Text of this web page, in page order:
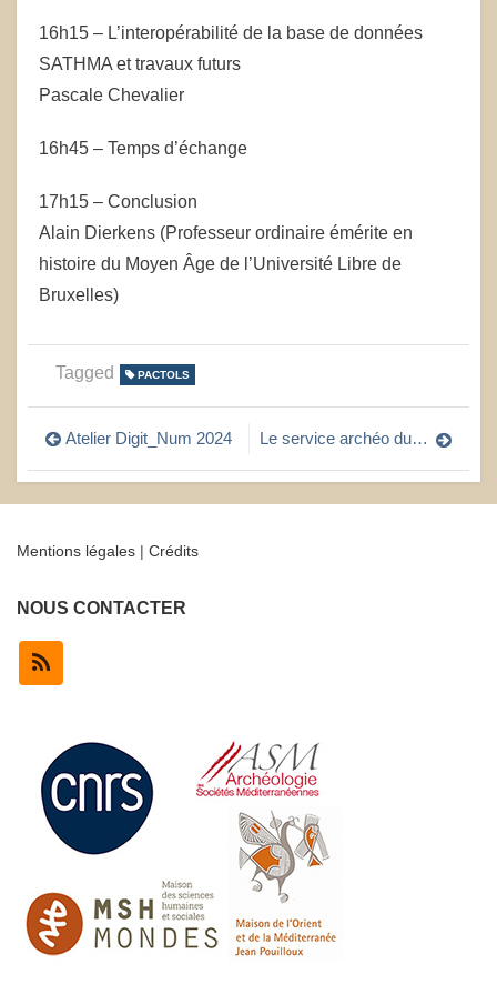
16h15 – L’interopérabilité de la base de données
SATHMA et travaux futurs
Pascale Chevalier
16h45 – Temps d’échange
17h15 – Conclusion
Alain Dierkens (Professeur ordinaire émérite en
histoire du Moyen Âge de l’Université Libre de
Bruxelles)
Tagged PACTOLS
Navigation
de
l’article
Atelier Digit_Num 2024 Le service archéo du Val de Marne entièrement dans le catalogue Frantiq !
Mentions légales | Crédits
NOUS CONTACTER